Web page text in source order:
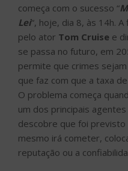
começa com o sucesso “
Lei“, hoje, dia 8, às 14h.
pelo ator Tom Cruise e
se passa no futuro, em
permite que crimes
que faz com que a taxa
O problema começa
um dos principais
descobre que foi previsto
mesmo irá cometer,
reputação ou a